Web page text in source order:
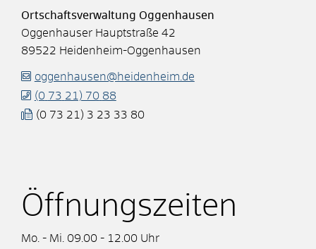
Ortschaftsverwaltung Oggenhausen
Oggenhauser Hauptstraße 42
89522 Heidenheim-Oggenhausen
oggenhausen@heidenheim.de
(0 73 21) 70 88
(0 73 21) 3 23 33 80
Öffnungszeiten
Mo. - Mi. 09.00 - 12.00 Uhr